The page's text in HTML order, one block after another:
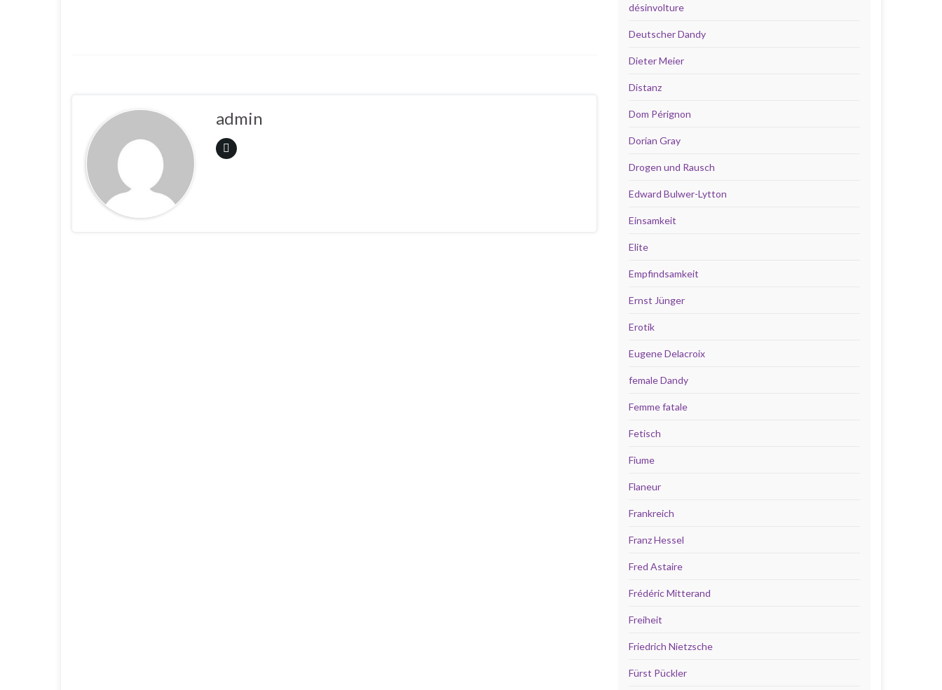
admin
désinvolture
Deutscher Dandy
Dieter Meier
Distanz
Dom Pérignon
Dorian Gray
Drogen und Rausch
Edward Bulwer-Lytton
Einsamkeit
Elite
Empfindsamkeit
Ernst Jünger
Erotik
Eugene Delacroix
female Dandy
Femme fatale
Fetisch
Fiume
Flaneur
Frankreich
Franz Hessel
Fred Astaire
Frédéric Mitterand
Freiheit
Friedrich Nietzsche
Fürst Pückler